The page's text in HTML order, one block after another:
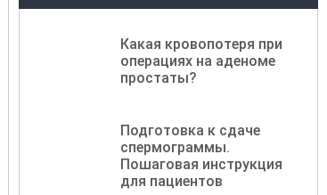
Какая кровопотеря при
операциях на аденоме
простаты?
Подготовка к сдаче
спермограммы.
Пошаговая инструкция
для пациентов